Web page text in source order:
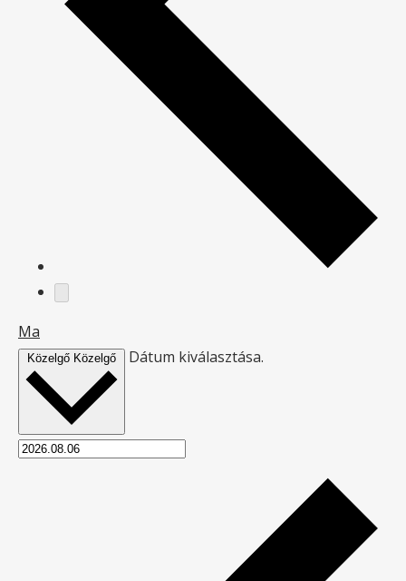
Ma
Közelgő Közelgő Dátum kiválasztása.